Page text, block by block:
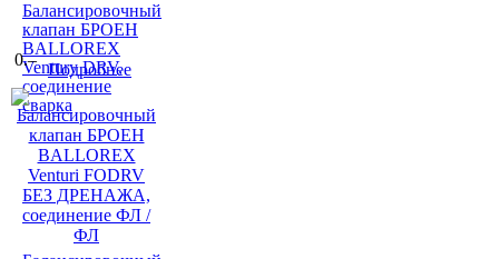
Балансировочный
клапан БРОЕН
BALLOREX
Ventury DRV,
соединение
сварка
0.–
Подробнее